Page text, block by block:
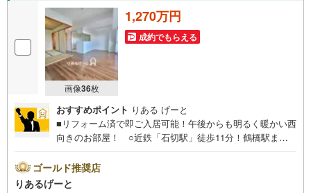
画像36枚
1,270万円
成約でもらえる
おすすめポイント りある げーと
■リフォーム済で即ご入居可能！午後からも明るく暖かい西
向きのお部屋！ ○近鉄「石切駅」徒歩11分！鶴橋駅まで
っきりとした暮らしが叶います！■物件検討中のお客さま！
ちょっと見学してみたいだけなどでも内覧可能です！売主
ゴールド推奨店
りあるげーと